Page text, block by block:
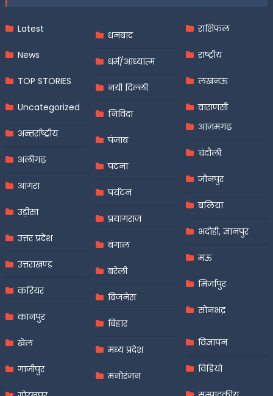
Latest
News
TOP STORIES
Uncategorized
अन्तर्राष्ट्रीय
अलीगढ़
आगरा
उड़ीसा
उत्तर प्रदेश
उत्तराखण्ड
करियर
कानपुर
खेल
गाजीपुर
धनबाद
धर्म/आध्यात्म
नयी दिल्ली
निविदा
पंजाब
पटना
पर्यटन
प्रयागराज
बंगाल
बरेली
बिजनेस
बिहार
मध्य प्रदेश
मनोरंजन
राशिफल
राष्ट्रीय
लखनऊ
वाराणसी
आज़मगढ़
चंदौली
जौनपुर
बलिया
भदोही, ज्ञानपुर
मऊ
मिर्जापुर
सोनभद्र
विज्ञापन
विडियो